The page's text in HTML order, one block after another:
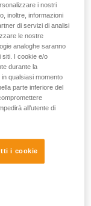
i nostri
inoltre, informazioni
di servizi di analisi
le nostre
analoghe saranno
siti. I cookie e/o
durante la
qualsiasi momento
parte inferiore del
all’utente di
i cookie